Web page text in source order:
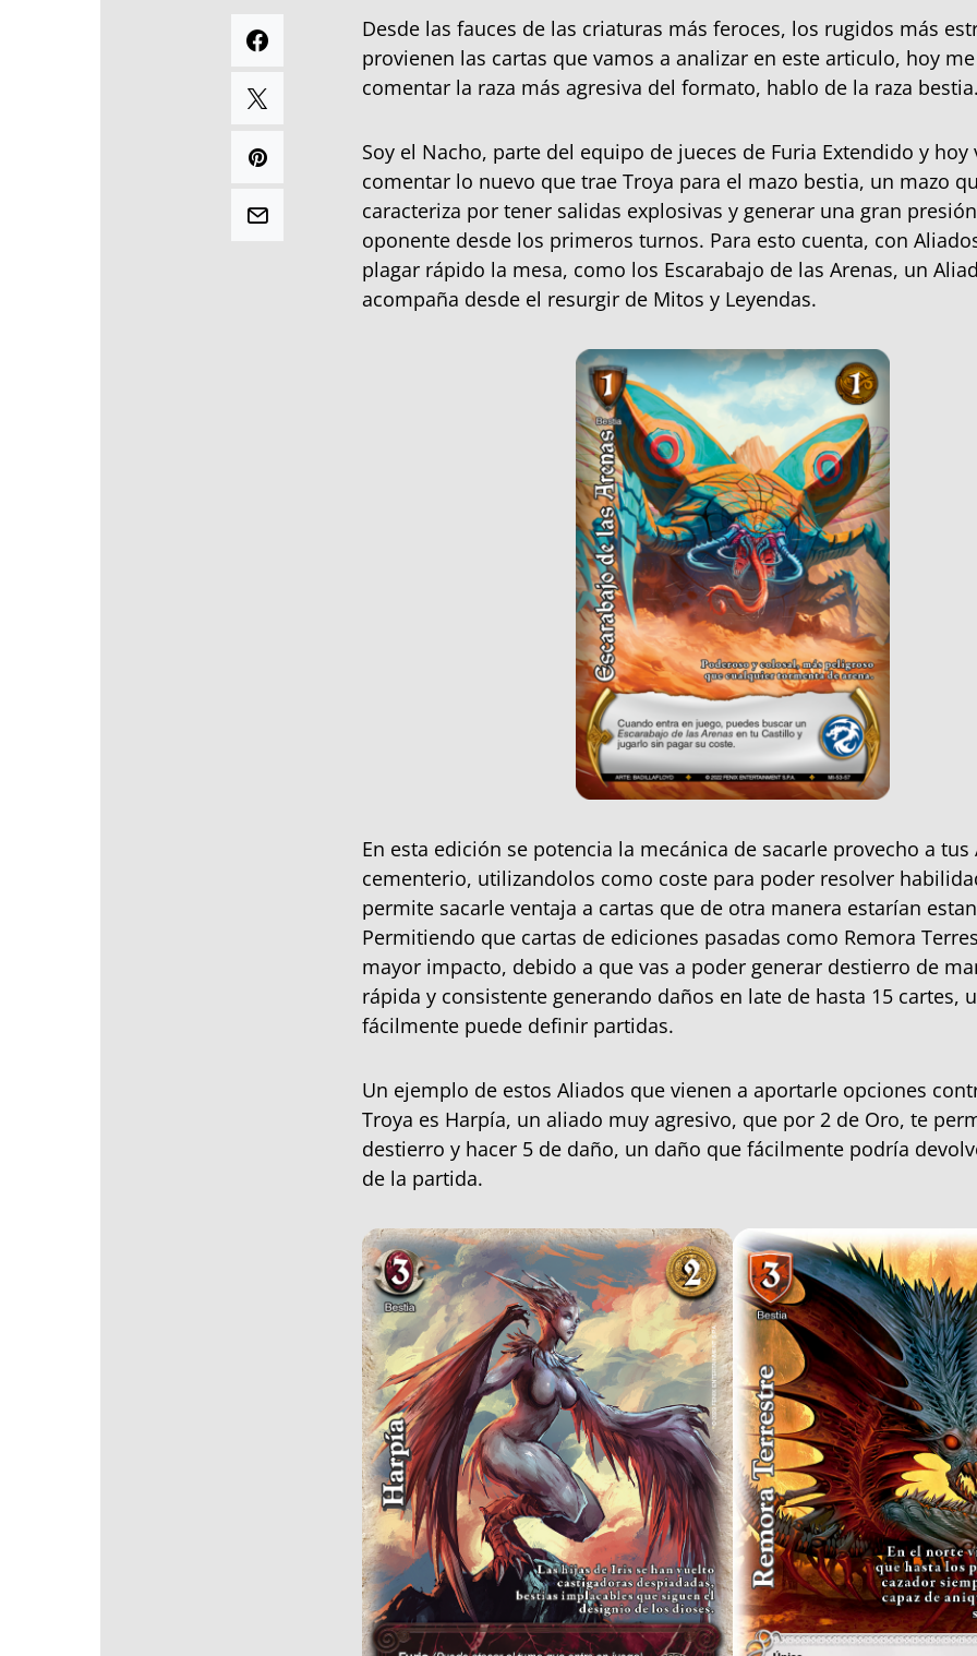
Desde las fauces de las criaturas más feroces, los rugidos más
provienen las cartas que vamos a analizar en este articulo, hoy
comentar la raza más agresiva del formato, hablo de la raza bestia.
Soy el Nacho, parte del equipo de jueces de Furia Extendido y hoy
comentar lo nuevo que trae Troya para el mazo bestia, un mazo
caracteriza por tener salidas explosivas y generar una gran
oponente desde los primeros turnos. Para esto cuenta, con
plagar rápido la mesa, como los Escarabajo de las Arenas, un
acompaña desde el resurgir de Mitos y Leyendas.
En esta edición se potencia la mecánica de sacarle provecho a tus
cementerio, utilizandolos como coste para poder resolver
permite sacarle ventaja a cartas que de otra manera estarían
Permitiendo que cartas de ediciones pasadas como Remora
mayor impacto, debido a que vas a poder generar destierro de
rápida y consistente generando daños en late de hasta 15 cartes,
fácilmente puede definir partidas.
Un ejemplo de estos Aliados que vienen a aportarle opciones
Troya es Harpía, un aliado muy agresivo, que por 2 de Oro, te
destierro y hacer 5 de daño, un daño que fácilmente podría
de la partida.